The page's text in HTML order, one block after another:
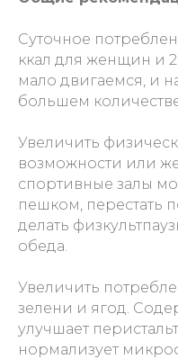
Суточное
ккал для женщин и
мало двигаемся, и
большем
Увеличить
возможности или
спортивные залы
пешком, перестать
делать
обеда.
Увеличить
зелени и ягод.
улучшает
нормализует